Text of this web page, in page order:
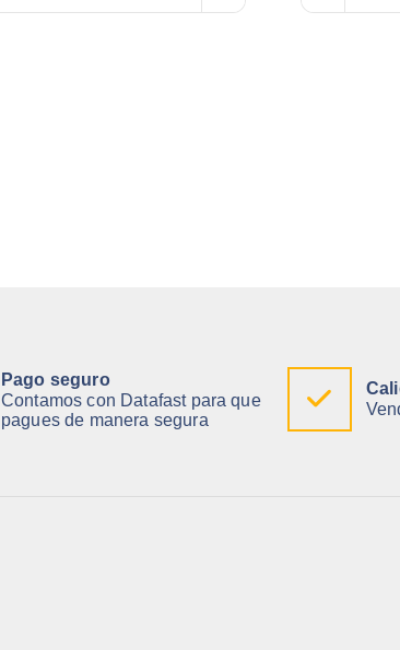
Pago seguro
Contamos con Datafast para que
pagues de manera segura